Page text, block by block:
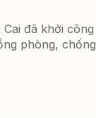
Cai đã khởi công
phòng, chống